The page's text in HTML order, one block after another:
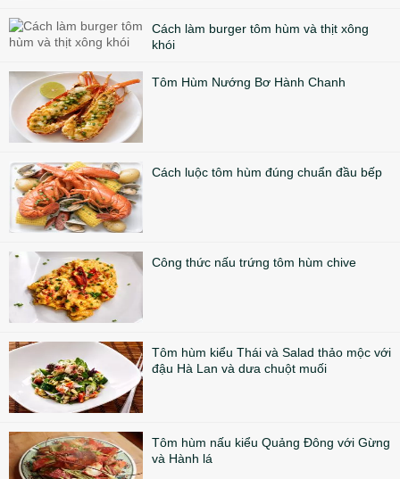
Cách làm burger tôm hùm và thịt xông
khói
Tôm Hùm Nướng Bơ Hành Chanh
Cách luộc tôm hùm đúng chuẩn đầu bếp
Công thức nấu trứng tôm hùm chive
Tôm hùm kiểu Thái và Salad thảo mộc với
đậu Hà Lan và dưa chuột muối
Tôm hùm nấu kiểu Quảng Đông với Gừng
và Hành lá